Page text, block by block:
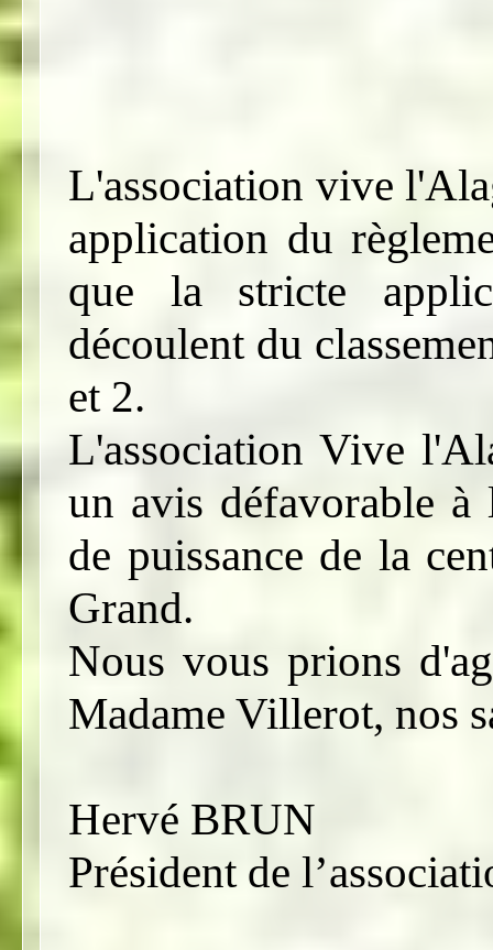
L'association vive
application du
que la stricte
découlent du
et 2.
L'association Vive
un avis défavorable à
de puissance de la
Grand.
Nous vous prions
Madame Villerot, nos
Hervé BRUN
Président de